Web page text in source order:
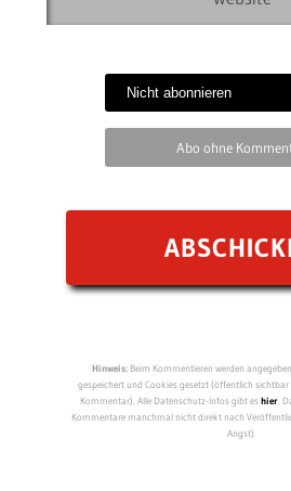
Abo ohne
Hinweis:Beim Kommentieren werden
gespeichert und Cookies gesetzt (öffentlich
Kommentar). Alle Datenschutz-Infos gibt eshier.
Kommentare manchmal nicht direkt nach
Angst).